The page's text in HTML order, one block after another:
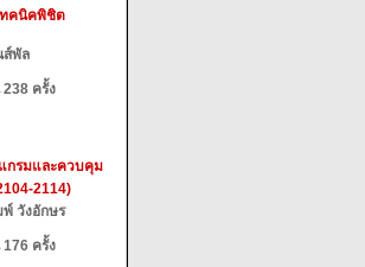
ทคนิคพิชิต
ส์พัล
238 ครั้ง
กรมและควบคุม
2114)
วังอักษร
176 ครั้ง